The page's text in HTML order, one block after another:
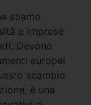
stiamo
e imprese
Devono
europei
scambio
è una